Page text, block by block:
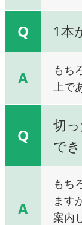
Q 1本
A
もち
上で
Q
切
で
A
もち
ます
案内